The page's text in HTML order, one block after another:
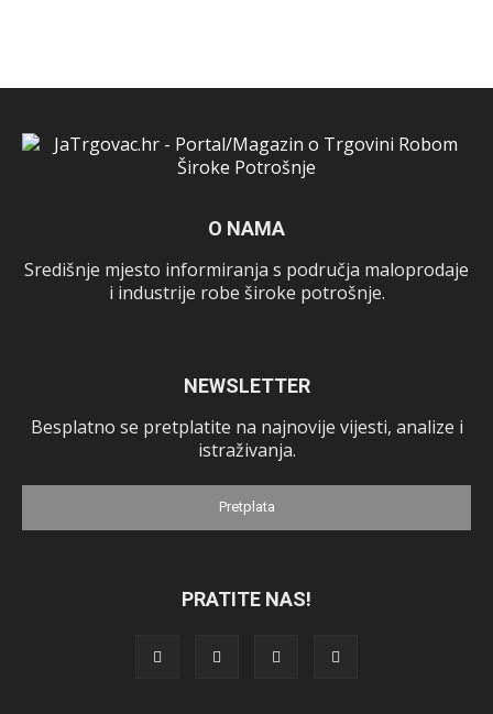
O NAMA
Središnje mjesto informiranja s područja maloprodaje
i industrije robe široke potrošnje.
NEWSLETTER
Besplatno se pretplatite na najnovije vijesti, analize i
istraživanja.
Pretplata
PRATITE NAS!